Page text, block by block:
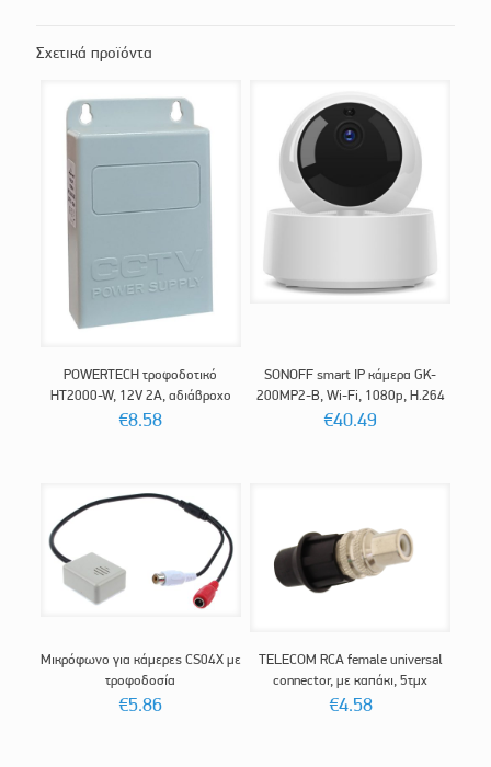
Σχετικά προϊόντα
POWERTECH τροφοδοτικό
HT2000-W, 12V 2A, αδιάβροχο
€8.58
SONOFF smart IP κάμερα GK-
200MP2-B, Wi-Fi, 1080p, H.264
€40.49
Μικρόφωνο για κάμερες CS04X με
τροφοδοσία
€5.86
TELECOM RCA female universal
connector, με καπάκι, 5τμχ
€4.58